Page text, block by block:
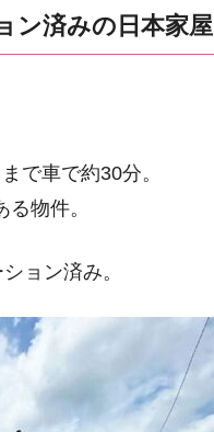
ン済みの日本家屋
で車で約30分。
物件。
ョン済み。